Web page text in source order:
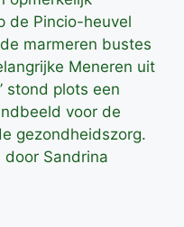
de Pincio-heuvel
marmeren bustes
Meneren uit
stond plots een
voor de
gezondheidszorg.
Sandrina